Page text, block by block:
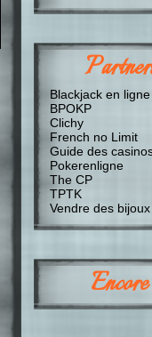
Blackjack en ligne
BPOKP
Clichy
French no Limit
Guide des
Pokerenligne
The CP
TPTK
Vendre des bijoux